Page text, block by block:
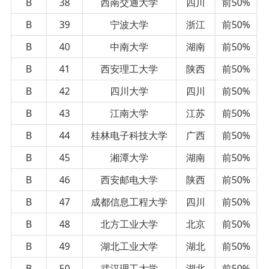
B
39 宁波大学 浙江
前50%
B
40 中南大学 湖南
前50%
B
41 西安理工大学 陕西
前50%
B
42 四川大学 四川
前50%
B
43 江南大学 江苏
前50%
B
44 桂林电子科技大学 广西
前50%
B
45 湘潭大学 湖南
前50%
B
46 西安邮电大学 陕西
前50%
B
47 成都信息工程大学 四川
前50%
B
48 北方工业大学 北京
前50%
B
49 湖北工业大学 湖北
前50%